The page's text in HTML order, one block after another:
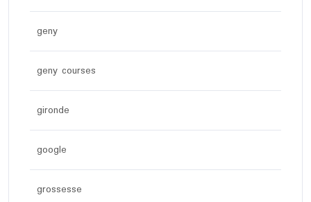
geny
geny courses
gironde
google
grossesse